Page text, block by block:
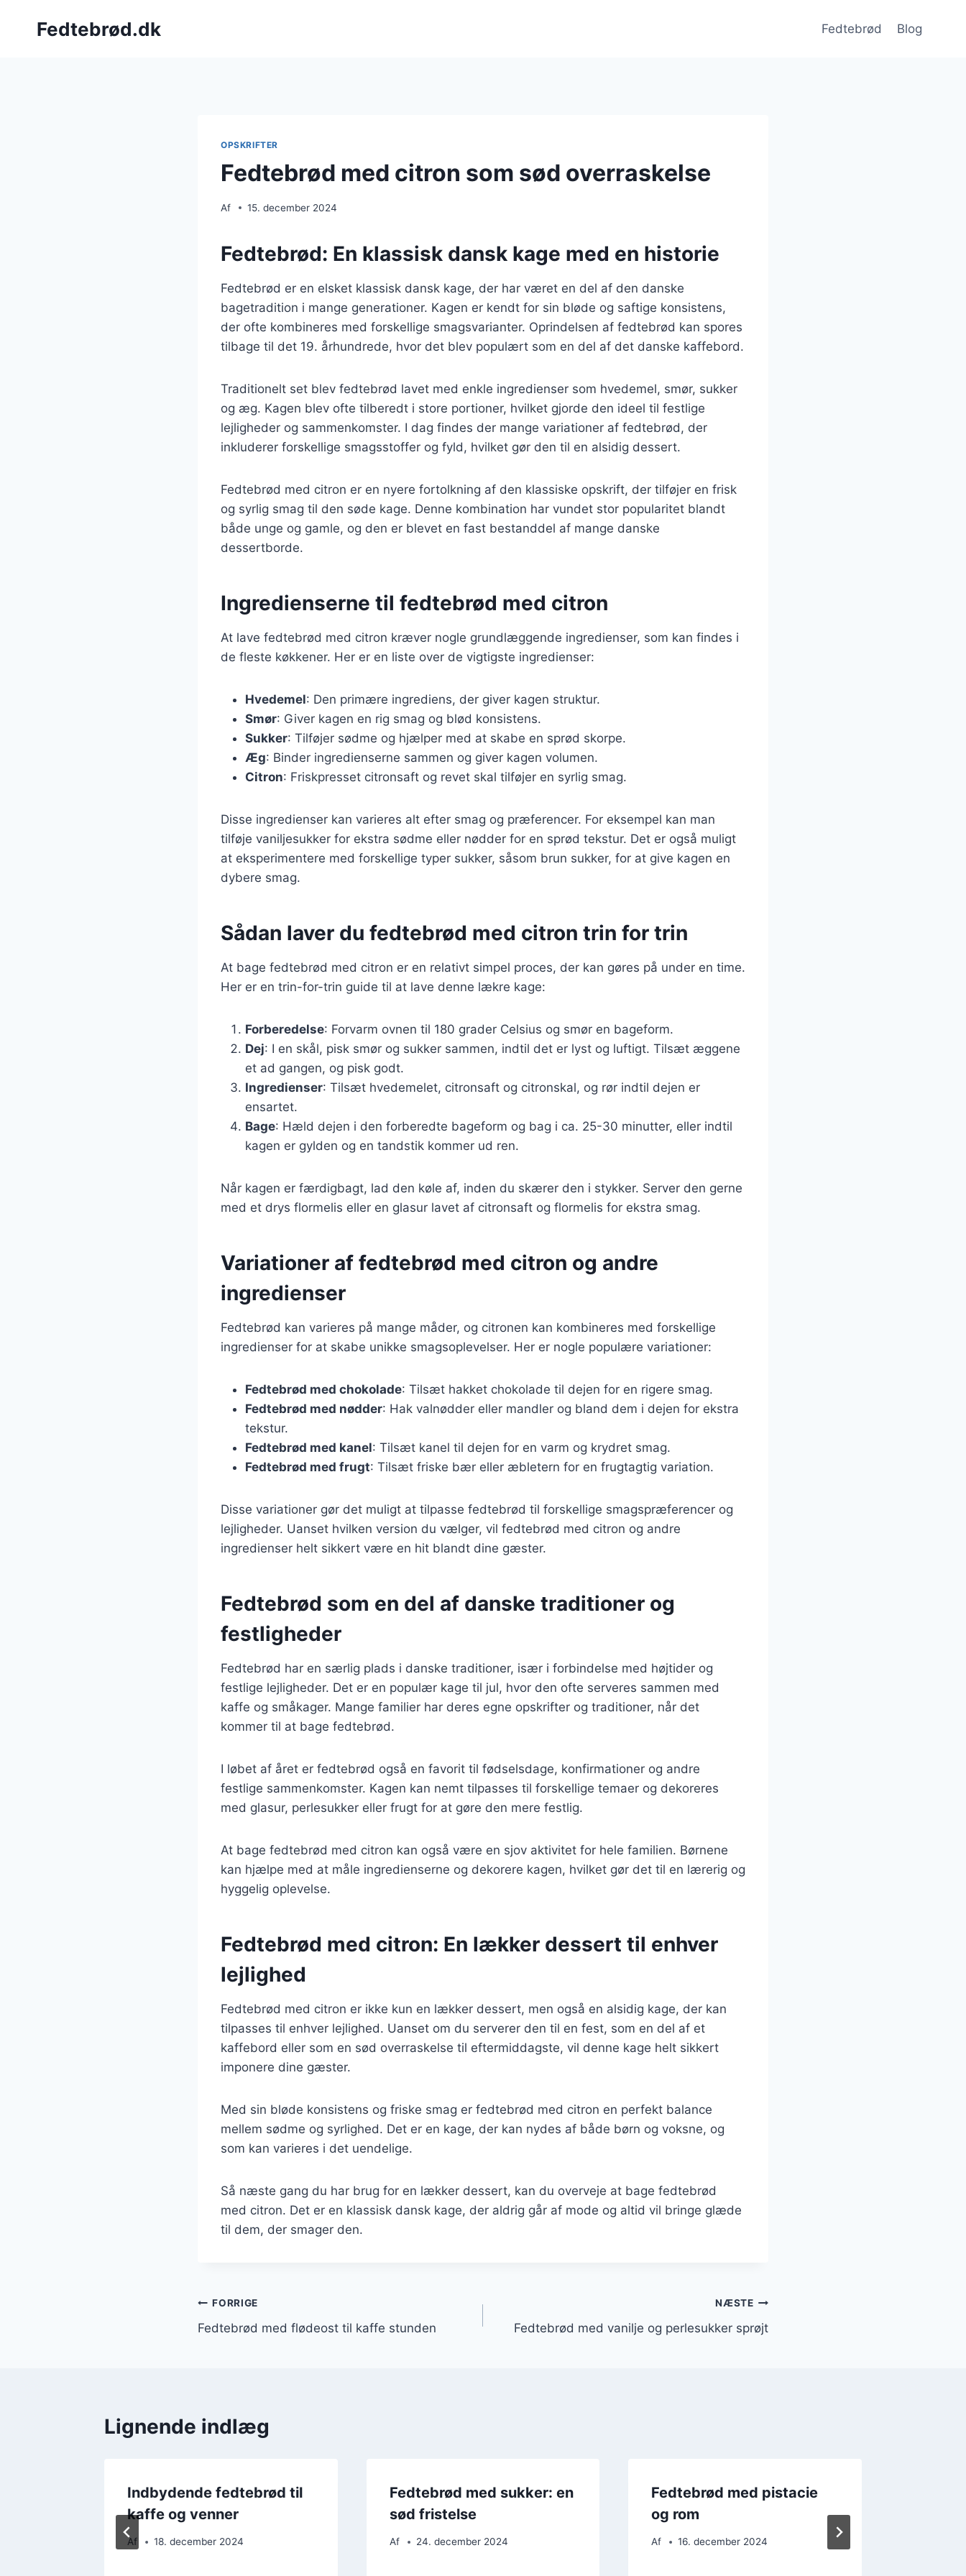
Fedtebrød.dk Fedtebrød Blog
OPSKRIFTER
Fedtebrød med citron som sød overraskelse
Af 15. december 2024
Fedtebrød: En klassisk dansk kage med en historie
Fedtebrød er en elsket klassisk dansk kage, der har været en del af den danske
bagetradition i mange generationer. Kagen er kendt for sin bløde og saftige konsistens,
der ofte kombineres med forskellige smagsvarianter. Oprindelsen af fedtebrød kan spores
tilbage til det 19. århundrede, hvor det blev populært som en del af det danske kaffebord.
Traditionelt set blev fedtebrød lavet med enkle ingredienser som hvedemel, smør, sukker
og æg. Kagen blev ofte tilberedt i store portioner, hvilket gjorde den ideel til festlige
lejligheder og sammenkomster. I dag findes der mange variationer af fedtebrød, der
inkluderer forskellige smagsstoffer og fyld, hvilket gør den til en alsidig dessert.
Fedtebrød med citron er en nyere fortolkning af den klassiske opskrift, der tilføjer en frisk
og syrlig smag til den søde kage. Denne kombination har vundet stor popularitet blandt
både unge og gamle, og den er blevet en fast bestanddel af mange danske
dessertborde.
Ingredienserne til fedtebrød med citron
At lave fedtebrød med citron kræver nogle grundlæggende ingredienser, som kan findes i
de fleste køkkener. Her er en liste over de vigtigste ingredienser:
Hvedemel: Den primære ingrediens, der giver kagen struktur.
Smør: Giver kagen en rig smag og blød konsistens.
Sukker: Tilføjer sødme og hjælper med at skabe en sprød skorpe.
Æg: Binder ingredienserne sammen og giver kagen volumen.
Citron: Friskpresset citronsaft og revet skal tilføjer en syrlig smag.
Disse ingredienser kan varieres alt efter smag og præferencer. For eksempel kan man
tilføje vaniljesukker for ekstra sødme eller nødder for en sprød tekstur. Det er også muligt
at eksperimentere med forskellige typer sukker, såsom brun sukker, for at give kagen en
dybere smag.
Sådan laver du fedtebrød med citron trin for trin
At bage fedtebrød med citron er en relativt simpel proces, der kan gøres på under en time.
Her er en trin-for-trin guide til at lave denne lækre kage:
Forberedelse: Forvarm ovnen til 180 grader Celsius og smør en bageform.
Dej: I en skål, pisk smør og sukker sammen, indtil det er lyst og luftigt. Tilsæt æggene
et ad gangen, og pisk godt.
Ingredienser: Tilsæt hvedemelet, citronsaft og citronskal, og rør indtil dejen er
ensartet.
Bage: Hæld dejen i den forberedte bageform og bag i ca. 25-30 minutter, eller indtil
kagen er gylden og en tandstik kommer ud ren.
Når kagen er færdigbagt, lad den køle af, inden du skærer den i stykker. Server den gerne
med et drys flormelis eller en glasur lavet af citronsaft og flormelis for ekstra smag.
Variationer af fedtebrød med citron og andre
ingredienser
Fedtebrød kan varieres på mange måder, og citronen kan kombineres med forskellige
ingredienser for at skabe unikke smagsoplevelser. Her er nogle populære variationer:
Fedtebrød med chokolade: Tilsæt hakket chokolade til dejen for en rigere smag.
Fedtebrød med nødder: Hak valnødder eller mandler og bland dem i dejen for ekstra
tekstur.
Fedtebrød med kanel: Tilsæt kanel til dejen for en varm og krydret smag.
Fedtebrød med frugt: Tilsæt friske bær eller æbletern for en frugtagtig variation.
Disse variationer gør det muligt at tilpasse fedtebrød til forskellige smagspræferencer og
lejligheder. Uanset hvilken version du vælger, vil fedtebrød med citron og andre
ingredienser helt sikkert være en hit blandt dine gæster.
Fedtebrød som en del af danske traditioner og
festligheder
Fedtebrød har en særlig plads i danske traditioner, især i forbindelse med højtider og
festlige lejligheder. Det er en populær kage til jul, hvor den ofte serveres sammen med
kaffe og småkager. Mange familier har deres egne opskrifter og traditioner, når det
kommer til at bage fedtebrød.
I løbet af året er fedtebrød også en favorit til fødselsdage, konfirmationer og andre
festlige sammenkomster. Kagen kan nemt tilpasses til forskellige temaer og dekoreres
med glasur, perlesukker eller frugt for at gøre den mere festlig.
At bage fedtebrød med citron kan også være en sjov aktivitet for hele familien. Børnene
kan hjælpe med at måle ingredienserne og dekorere kagen, hvilket gør det til en lærerig og
hyggelig oplevelse.
Fedtebrød med citron: En lækker dessert til enhver
lejlighed
Fedtebrød med citron er ikke kun en lækker dessert, men også en alsidig kage, der kan
tilpasses til enhver lejlighed. Uanset om du serverer den til en fest, som en del af et
kaffebord eller som en sød overraskelse til eftermiddagste, vil denne kage helt sikkert
imponere dine gæster.
Med sin bløde konsistens og friske smag er fedtebrød med citron en perfekt balance
mellem sødme og syrlighed. Det er en kage, der kan nydes af både børn og voksne, og
som kan varieres i det uendelige.
Så næste gang du har brug for en lækker dessert, kan du overveje at bage fedtebrød
med citron. Det er en klassisk dansk kage, der aldrig går af mode og altid vil bringe glæde
til dem, der smager den.
Indlægsnavigation
FORRIGE
Fedtebrød med flødeost til kaffe stunden
NÆSTE
Fedtebrød med vanilje og perlesukker sprøjt
Lignende indlæg
Indbydende fedtebrød til
kaffe og venner
Af 18. december 2024
Fedtebrød med sukker: en
sød fristelse
Af 24. december 2024
Fedtebrød med pistacie
og rom
Af 16. december 2024